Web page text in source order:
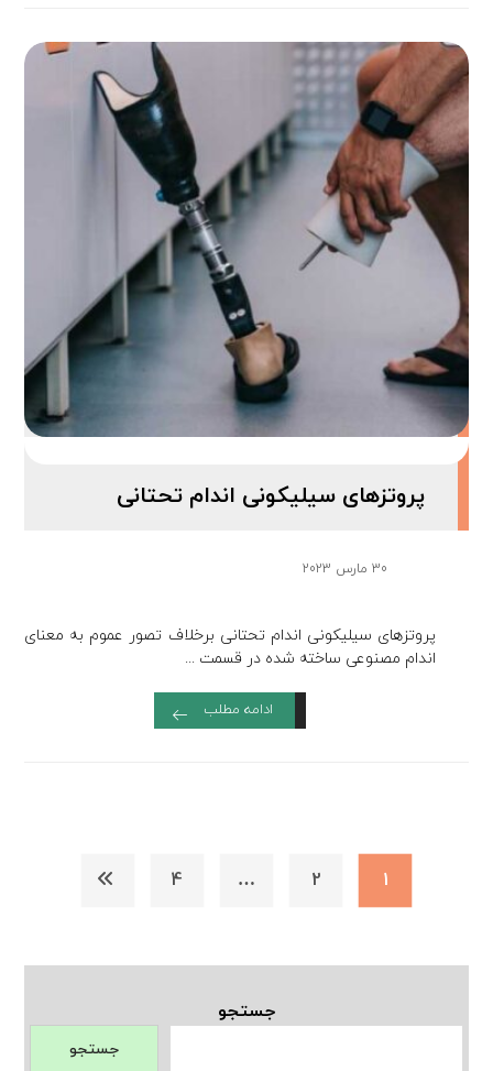
پروتزهای سیلیکونی اندام تحتانی
30 مارس 2023
پروتزهای سیلیکونی اندام تحتانی برخلاف تصور عموم به معنای
اندام مصنوعی ساخته شده در قسمت ...
ادامه مطلب
1
2
…
4
جستجو
جستجو